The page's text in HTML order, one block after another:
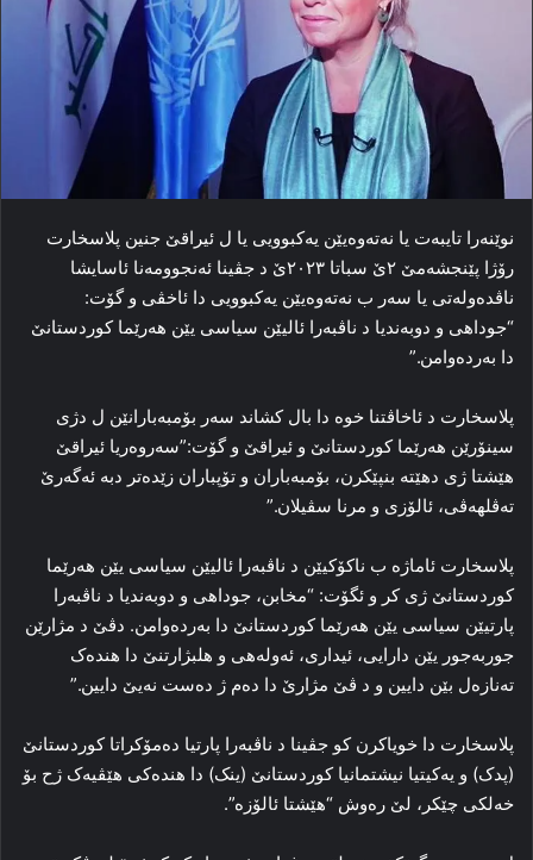
نوێنه‌را تایبه‌ت یا نه‌ته‌وه‌یێن یه‌کبوویی یا ل ئیراقێ جنین پلاسخارت
رۆژا پێنجشه‌مێ ٢ێ سباتا ٢٠٢٣ێ د جڤینا ئه‌نجوومه‌نا ئاسایشا
ناڤده‌وله‌تی یا سه‌ر ب نه‌ته‌وه‌یێن یه‌کبوویی دا ئاخڤی و گۆت:
“جوداهی و دوبه‌ندیا د ناڤبه‌را ئالیێن سیاسی یێن هه‌رێما کوردستانێ
دا به‌رده‌وامن.”
پلاسخارت د ئاخاڤتنا خوه‌ دا بال کشاند سه‌ر بۆمبه‌بارانێن ل دژی
سینۆرێن هه‌رێما کوردستانێ و ئیراقێ و گۆت:‌”سه‌روه‌ریا ئیراقێ
هێشتا ژی دهێتە بنپێکرن، بۆمبه‌باران و تۆپباران زێده‌تر دبه‌ ئەگەرێ
ته‌ڤلهه‌ڤی، ئالۆزی و مرنا سڤیلان.”
پلاسخارت ئاماژه‌ ب ناکۆکیێن د ناڤبه‌را ئالیێن سیاسی یێن هه‌رێما
کوردستانێ ژی کر و ئگۆت: “مخابن، جوداهی و دوبه‌ندیا د ناڤبه‌را
پارتیێن سیاسی یێن هه‌رێما کوردستانێ دا به‌رده‌وامن. دڤێ د مژارێن
جوربه‌جور یێن دارایی، ئیداری، ئه‌وله‌هی و هلبژارتنێ دا هنده‌ک
تەنازەل بێن دایین و د ڤێ مژارێ دا ده‌م ژ ده‌ست نه‌یێ دایین.”
پلاسخارت دا خویاکرن کو جڤینا د ناڤبه‌را پارتیا ده‌مۆکراتا کوردستانێ
(پدک) و یه‌کیتیا نیشتمانیا کوردستانێ (ینک) دا هنده‌کی هێڤیەک ژح بۆ
خەلکی چێکر، لێ ره‌وش “هێشتا ئالۆزه‌”.